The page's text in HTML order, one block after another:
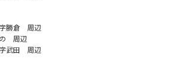
字勝倉 周辺
の 周辺
字武田 周辺